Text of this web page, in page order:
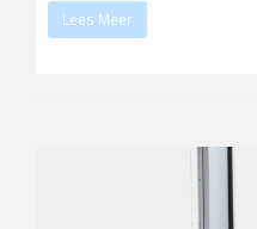
Lees Meer